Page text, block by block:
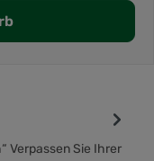
Verpassen Sie Ihrer